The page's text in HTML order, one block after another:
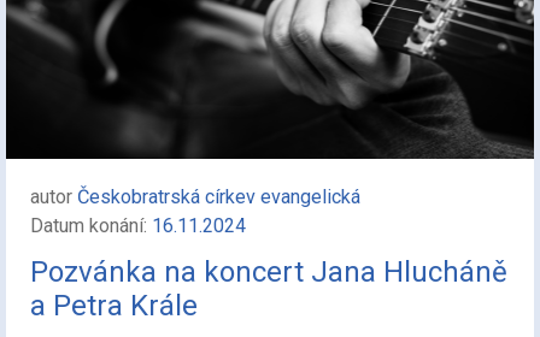
autor Českobratrská církev evangelická
Datum konání: 16.11.2024
Pozvánka na koncert Jana Hlucháně
a Petra Krále